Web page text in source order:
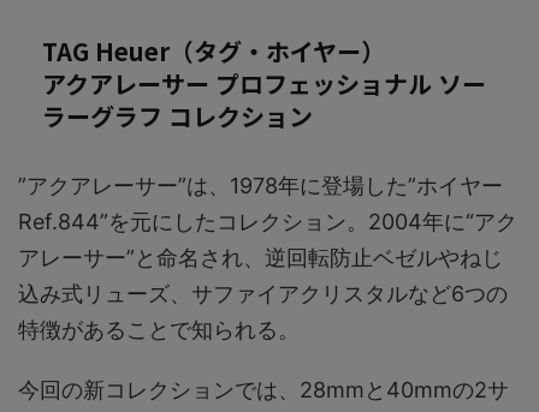
TAG Heuer（タグ・ホイヤー）
アクアレーサー プロフェッショナル ソー
ラーグラフ コレクション
”アクアレーサー”は、1978年に登場した”ホイヤー
Ref.844”を元にしたコレクション。2004年に“アク
アレーサー”と命名され、逆回転防止ベゼルやねじ
込み式リューズ、サファイアクリスタルなど6つの
特徴があることで知られる。
今回の新コレクションでは、28mmと40mmの2サ